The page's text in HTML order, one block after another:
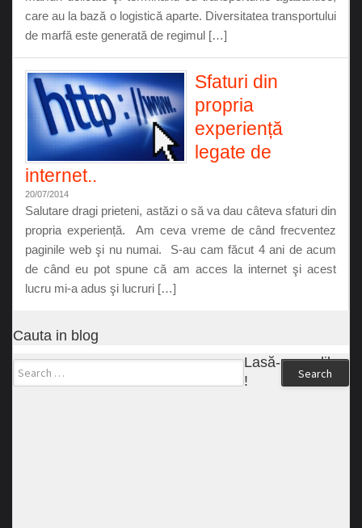
care au la bază o logistică aparte. Diversitatea transportului
de marfă este generată de regimul […]
Sfaturi din
propria
experiență
legate de
internet..
20/07/2014
Salutare dragi prieteni, astăzi o să va dau câteva sfaturi din
propria experiență. Am ceva vreme de când frecventez
paginile web şi nu numai. S-au cam făcut 4 ani de acum
de când eu pot spune că am acces la internet şi acest
lucru mi-a adus şi lucruri […]
Cauta in blog
Search
Lasă-ne un like
!